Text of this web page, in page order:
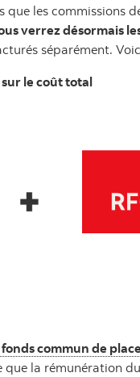
les commissions
verrez désormais
séparément.
sur le coût total
fonds commun de
la rémunération